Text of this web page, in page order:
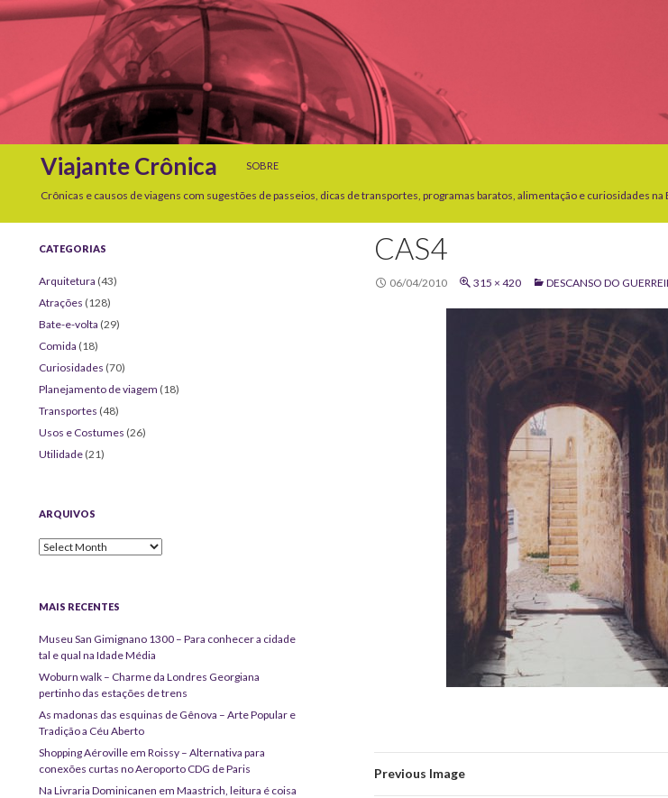
Viajante Crônica
SOBRE
Crônicas e causos de viagens com sugestões de passeios, dicas de transportes, programas baratos, alimentação e curiosidades na
CAS4
06/04/2010 315 × 420 DESCANSO DO
Previous Image
CATEGORIAS
Arquitetura (43)
Atrações (128)
Bate-e-volta (29)
Comida (18)
Curiosidades (70)
Planejamento de viagem (18)
Transportes (48)
Usos e Costumes (26)
Utilidade (21)
ARQUIVOS
Arquivos
MAIS RECENTES
Museu San Gimignano 1300 – Para conhecer a cidade
tal e qual na Idade Média
Woburn walk – Charme da Londres Georgiana
pertinho das estações de trens
As madonas das esquinas de Gênova – Arte Popular e
Tradição a Céu Aberto
Shopping Aéroville em Roissy – Alternativa para
conexões curtas no Aeroporto CDG de Paris
Na Livraria Dominicanen em Maastrich, leitura é coisa